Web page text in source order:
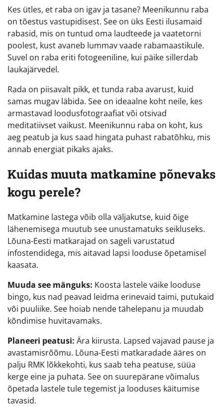
Kes ütles, et raba on igav ja tasane? Meenikunnu raba
on tõestus vastupidisest. See on üks Eesti ilusamaid
rabasid, mis on tuntud oma laudteede ja vaatetorni
poolest, kust avaneb lummav vaade rabamaastikule.
Suvel on raba eriti fotogeeniline, kui päike sillerdab
laukajärvedel.
Rada on piisavalt pikk, et tunda raba avarust, kuid
samas mugav läbida. See on ideaalne koht neile, kes
armastavad loodusfotograafiat või otsivad
meditatiivset vaikust. Meenikunnu raba on koht, kus
aeg peatub ja kus saad hingata puhast rabatõhku, mis
annab energiat pikaks ajaks.
Kuidas muuta matkamine põnevaks
kogu perele?
Matkamine lastega võib olla väljakutse, kuid õige
lähenemisega muutub see unustamatuks seikluseks.
Lõuna-Eesti matkarajad on sageli varustatud
infostendidega, mis aitavad lapsi looduse õpetamisel
kaasata.
Muuda see mänguks: Koosta lastele väike looduse
bingo, kus nad peavad leidma erinevaid taimi, putukaid
või puuliike. See hoiab nende tähelepanu ja muudab
kõndimise huvitavamaks.
Planeeri peatusi: Ära kiirusta. Lapsed vajavad pause ja
avastamisrõõmu. Lõuna-Eesti matkaradade ääres on
palju RMK lõkkekohti, kus saab teha peatuse, süüa
kerge eine ja puhata. See on suurepärane võimalus
õpetada lastele tule tegemist ja looduses käitumise
tavasid.